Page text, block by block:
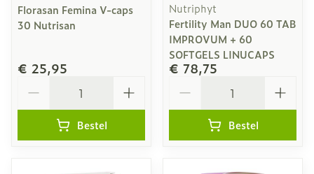
Florasan Femina V-caps
30 Nutrisan
€ 25,95
Bestel
Nutriphyt
Fertility Man DUO 60 TAB
IMPROVUM + 60
SOFTGELS LINUCAPS
€ 78,75
Bestel